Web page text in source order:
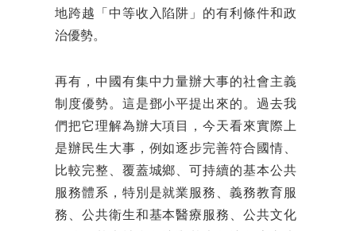
地跨越「中等收入陷阱」的有利條件和政
治優勢。
再有，中國有集中力量辦大事的社會主義
制度優勢。這是鄧小平提出來的。過去我
們把它理解為辦大項目，今天看來實際上
是辦民生大事，例如逐步完善符合國情、
比較完整、覆蓋城鄉、可持續的基本公共
服務體系，特別是就業服務、義務教育服
務、公共衛生和基本醫療服務、公共文化